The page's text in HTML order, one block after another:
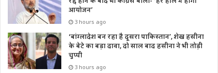
आयोजन’
3 hours ago
‘बांग्लादेश बन रहा है दूसरा पाकिस्तान’, शेख हसीना
के बेटे का बड़ा दावा, दो साल बाद हसीना ने भी तोड़ी
चुप्पी
3 hours ago